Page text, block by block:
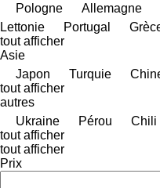
Pologne
Allemagne
Lettonie
Portugal
tout afficher
Asie
Japon
Turquie
tout afficher
autres
Ukraine
Pérou Chili
tout afficher
tout afficher
Prix